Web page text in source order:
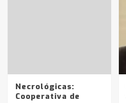
Necrológicas:
Cooperativa de